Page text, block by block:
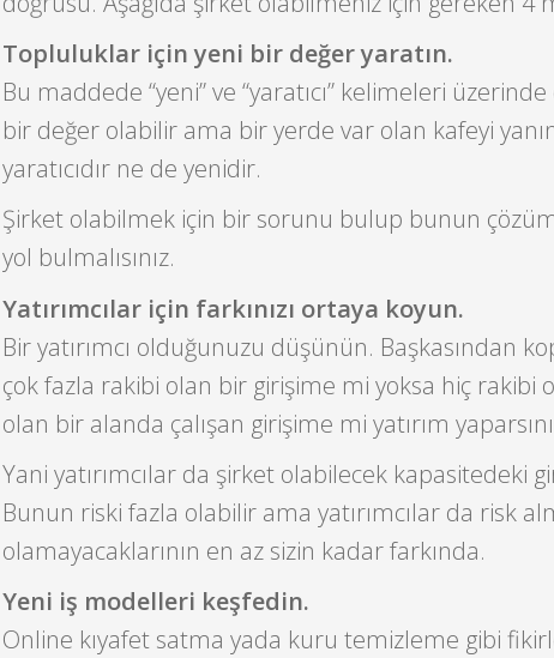
Topluluklar için yeni bir değer yaratın.
Bu maddede “yeni” ve “yaratıcı” kelimeleri
bir değer olabilir ama bir yerde var olan kafeyi
yaratıcıdır ne de yenidir.
Şirket olabilmek için bir sorunu bulup bunun
yol bulmalısınız.
Yatırımcılar için farkınızı ortaya koyun.
Bir yatırımcı olduğunuzu düşünün. Başkasından
çok fazla rakibi olan bir girişime mi yoksa hiç rakibi
olan bir alanda çalışan girişime mi yatırım
Yani yatırımcılar da şirket olabilecek kapasitedeki
Bunun riski fazla olabilir ama yatırımcılar da risk
olamayacaklarının en az sizin kadar farkında.
Yeni iş modelleri keşfedin.
Online kıyafet satma yada kuru temizleme gibi